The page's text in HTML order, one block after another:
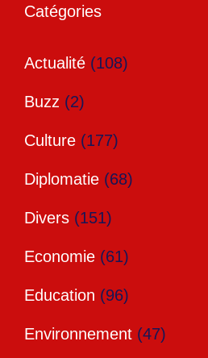
Catégories
Actualité (108)
Buzz (2)
Culture (177)
Diplomatie (68)
Divers (151)
Economie (61)
Education (96)
Environnement (47)